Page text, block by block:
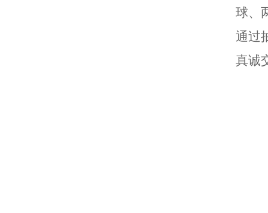
球、
通过
真诚